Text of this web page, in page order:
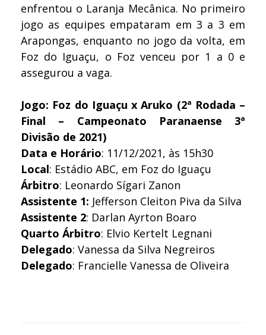
enfrentou o Laranja Mecânica. No primeiro
jogo as equipes empataram em 3 a 3 em
Arapongas, enquanto no jogo da volta, em
Foz do Iguaçu, o Foz venceu por 1 a 0 e
assegurou a vaga.
Jogo: Foz do Iguaçu x Aruko (2ª Rodada –
Final – Campeonato Paranaense 3ª
Divisão de 2021)
Data e Horário: 11/12/2021, às 15h30
Local: Estádio ABC, em Foz do Iguaçu
Árbitro: Leonardo Sígari Zanon
Assistente 1: Jefferson Cleiton Piva da Silva
Assistente 2: Darlan Ayrton Boaro
Quarto Árbitro: Elvio Kertelt Legnani
Delegado: Vanessa da Silva Negreiros
Delegado: Francielle Vanessa de Oliveira